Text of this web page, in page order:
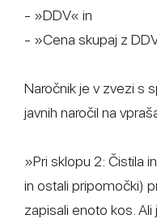
- »DDV« in
- »Cena skupaj z
Naročnik je v zvezi s
javnih naročil na
»Pri sklopu 2: Čistila
in ostali pripomočki)
zapisali enoto kos.